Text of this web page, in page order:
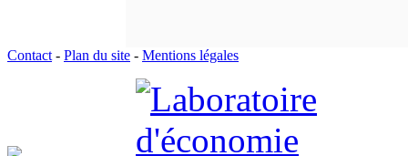
Contact - Plan du site - Mentions légales